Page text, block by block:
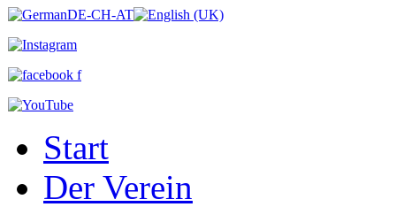
Start
Der Verein